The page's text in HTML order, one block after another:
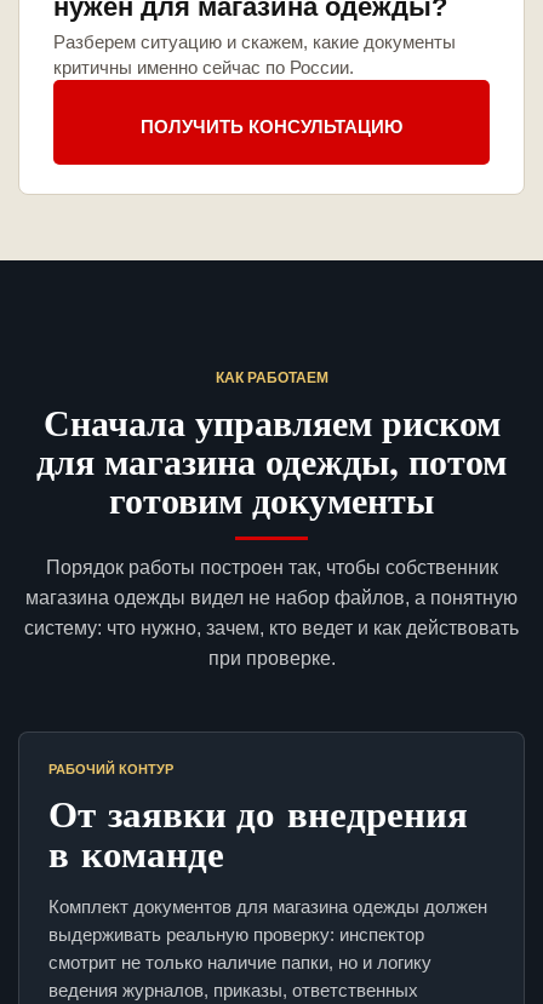
нужен для магазина одежды?
Разберем ситуацию и скажем, какие документы
критичны именно сейчас по России.
ПОЛУЧИТЬ КОНСУЛЬТАЦИЮ
КАК РАБОТАЕМ
Сначала управляем риском
для магазина одежды, потом
готовим документы
Порядок работы построен так, чтобы собственник
магазина одежды видел не набор файлов, а понятную
систему: что нужно, зачем, кто ведет и как действовать
при проверке.
РАБОЧИЙ КОНТУР
От заявки до внедрения
в команде
Комплект документов для магазина одежды должен
выдерживать реальную проверку: инспектор
смотрит не только наличие папки, но и логику
ведения журналов, приказы, ответственных